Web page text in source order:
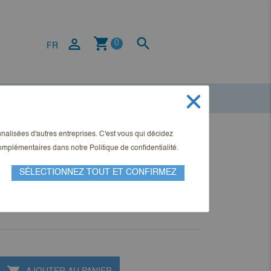
FR  shopping_cart 0 
Aktuell Ausgabe 2-2022
d'autres entreprises. C'est vous qui décidez
dans notre Politique de confidentialité.
SÉLECTIONNEZ TOUT ET CONFIRMEZ